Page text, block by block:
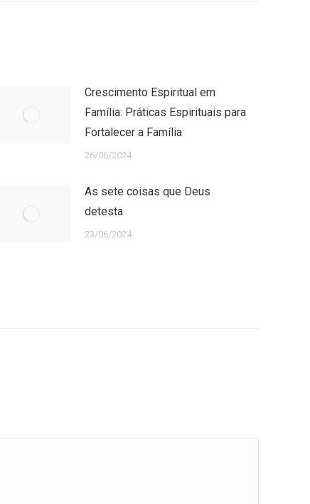
Crescimento Espiritual em
Família: Práticas Espirituais para
Fortalecer a Família
26/06/2024
As sete coisas que Deus
detesta
23/06/2024